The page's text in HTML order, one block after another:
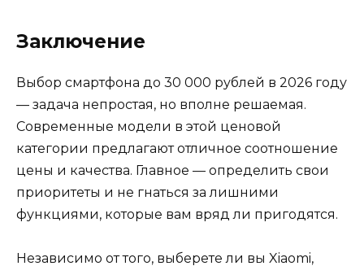
Заключение
Выбор смартфона до 30 000 рублей в 2026 году
— задача непростая, но вполне решаемая.
Современные модели в этой ценовой
категории предлагают отличное соотношение
цены и качества. Главное — определить свои
приоритеты и не гнаться за лишними
функциями, которые вам вряд ли пригодятся.
Независимо от того, выберете ли вы Xiaomi,